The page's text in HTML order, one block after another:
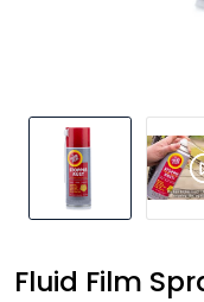
Fluid Film